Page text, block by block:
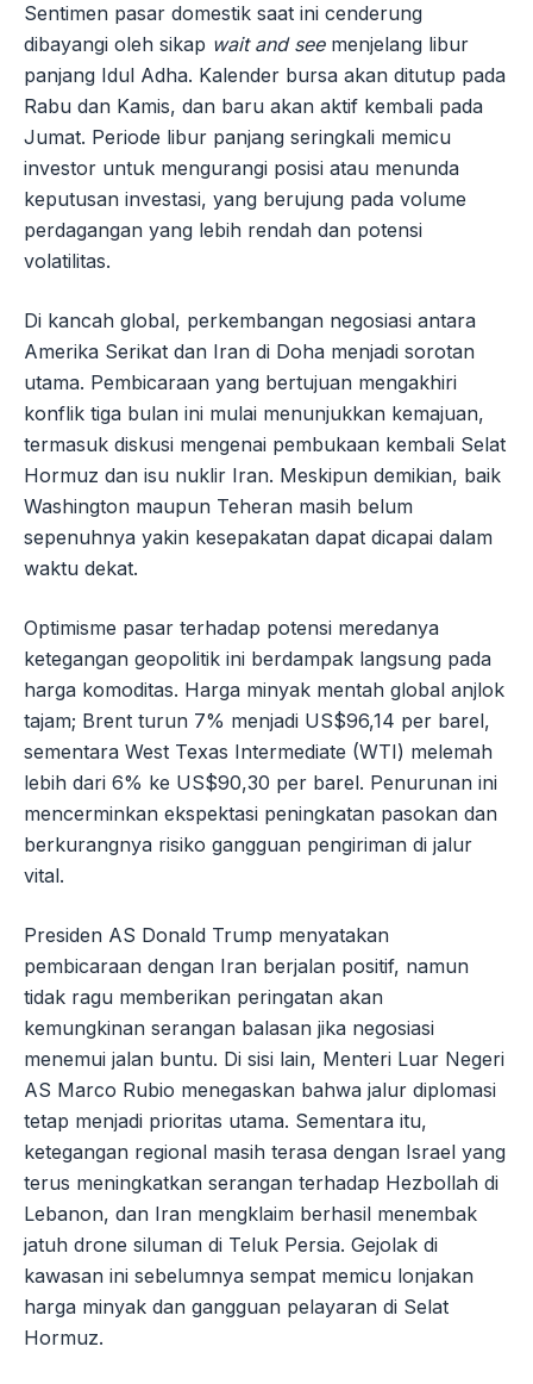
Sentimen pasar domestik saat ini cenderung
dibayangi oleh sikap wait and seemenjelang libur
panjang Idul Adha. Kalender bursa akan ditutup pada
Rabu dan Kamis, dan baru akan aktif kembali pada
Jumat. Periode libur panjang seringkali memicu
investor untuk mengurangi posisi atau menunda
keputusan investasi, yang berujung pada volume
perdagangan yang lebih rendah dan potensi
volatilitas.
Di kancah global, perkembangan negosiasi antara
Amerika Serikat dan Iran di Doha menjadi sorotan
utama. Pembicaraan yang bertujuan mengakhiri
konflik tiga bulan ini mulai menunjukkan kemajuan,
termasuk diskusi mengenai pembukaan kembali Selat
Hormuz dan isu nuklir Iran. Meskipun demikian, baik
Washington maupun Teheran masih belum
sepenuhnya yakin kesepakatan dapat dicapai dalam
waktu dekat.
Optimisme pasar terhadap potensi meredanya
ketegangan geopolitik ini berdampak langsung pada
harga komoditas. Harga minyak mentah global anjlok
tajam; Brent turun 7% menjadi US$96,14 per barel,
sementara West Texas Intermediate (WTI) melemah
lebih dari 6% ke US$90,30 per barel. Penurunan ini
mencerminkan ekspektasi peningkatan pasokan dan
berkurangnya risiko gangguan pengiriman di jalur
vital.
Presiden AS Donald Trump menyatakan
pembicaraan dengan Iran berjalan positif, namun
tidak ragu memberikan peringatan akan
kemungkinan serangan balasan jika negosiasi
menemui jalan buntu. Di sisi lain, Menteri Luar Negeri
AS Marco Rubio menegaskan bahwa jalur diplomasi
tetap menjadi prioritas utama. Sementara itu,
ketegangan regional masih terasa dengan Israel yang
terus meningkatkan serangan terhadap Hezbollah di
Lebanon, dan Iran mengklaim berhasil menembak
jatuh drone siluman di Teluk Persia. Gejolak di
kawasan ini sebelumnya sempat memicu lonjakan
harga minyak dan gangguan pelayaran di Selat
Hormuz.